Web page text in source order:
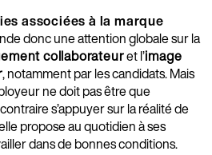
associées à la marque
donc une attention globale sur la
collaborateuret l’image
, notamment par les candidats. Mais
ne doit pas être que
s’appuyer sur la réalité de
propose au quotidien à ses
dans de bonnes conditions.